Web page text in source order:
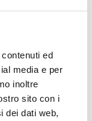
ed
media e per
inoltre
sito con i
dei dati web,
PIANO